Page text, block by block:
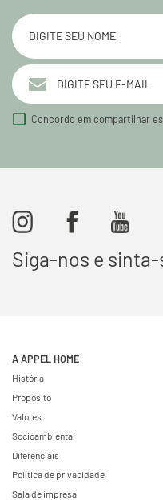
Concordo em compartilhar
Siga-nos e sinta-
A APPEL HOME
História
Propósito
Valores
Socioambiental
Diferenciais
Política de privacidade
Sala de impresa